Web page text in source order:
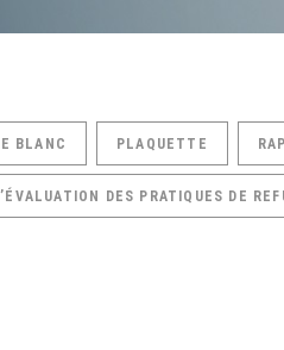
BLANC PLAQUETTE
DES PRATIQUES DE